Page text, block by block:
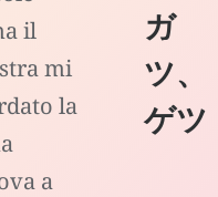
il
mi
la
a
ガ
ツ、
ゲツ